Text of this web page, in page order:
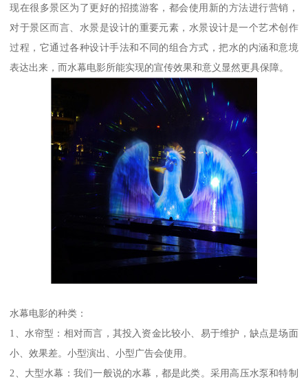
现在很多景区为了更好的招揽游客，都会使用新的方法进行营销，
对于景区而言、水景是设计的重要元素，水景设计是一个艺术创作
过程，它通过各种设计手法和不同的组合方式，把水的内涵和意境
表达出来，而水幕电影所能实现的宣传效果和意义显然更具保障。
水幕电影的种类：
1、水帘型：相对而言，其投入资金比较小、易于维护，缺点是场面
小、效果差。小型演出、小型广告会使用。
2、大型水幕：我们一般说的水幕，都是此类。采用高压水泵和特制